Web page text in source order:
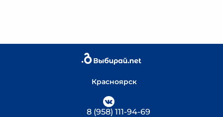
Красноярск
8 (958) 111-94-69